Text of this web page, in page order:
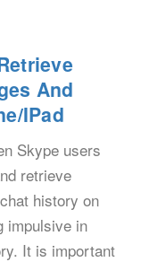
And
iPad
Skype users
retrieve
history on
impulsive in
It is important